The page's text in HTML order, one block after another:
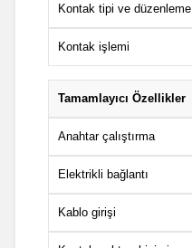
Kontak tipi ve düzenleme
Kontak işlemi
Tamamlayıcı Özellikler
Anahtar çalıştırma
Elektrikli bağlantı
Kablo girişi